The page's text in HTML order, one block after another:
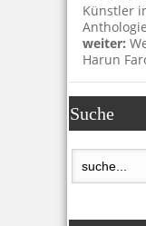
Künstler
Anthologie
weiter:
Harun
Suche